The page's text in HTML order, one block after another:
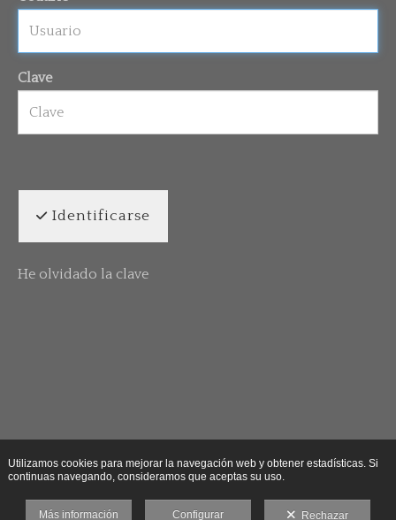
Clave
Identificarse
He olvidado la clave
Utilizamos cookies para mejorar la navegación web y obtener estadísticas. Si
continuas navegando, consideramos que aceptas su uso.
Más información Configurar Rechazar